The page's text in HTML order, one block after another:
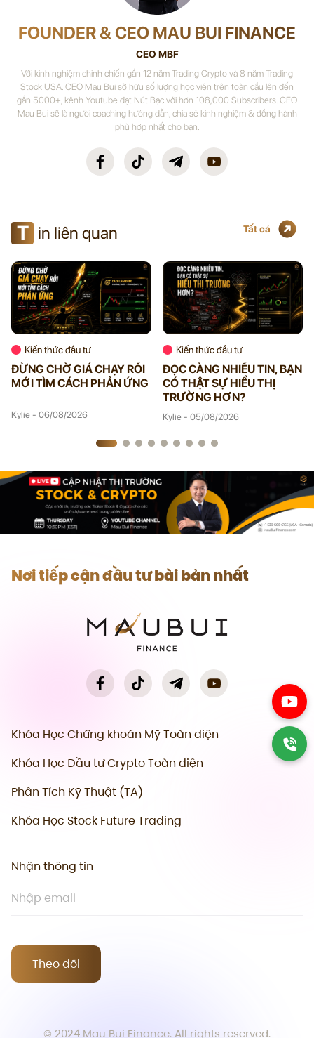
FOUNDER & CEO MAU BUI FINANCE
CEO MBF
Với kinh nghiệm chinh chiến gần 12 năm Trading Crypto và 8 năm Trading
Stock USA. CEO Mau Bui sở hữu số lượng học viên trên toàn cầu lên đến
gần 5000+, kênh Youtube đạt Nút Bạc với hơn 108,000 Subscribers. CEO
Mau Bui sẽ là người coaching hướng dẫn, chia sẻ kinh nghiệm & đồng hành
phù hợp nhất cho bạn.
T in liên quan Tất cả
Kiến thức đầu tư
ĐỪNG CHỜ GIÁ CHẠY RỒI
MỚI TÌM CÁCH PHẢN ỨNG
Kylie - 06/08/2026
Kiến thức đầu tư
ĐỌC CÀNG NHIỀU TIN, BẠN
CÓ THẬT SỰ HIỂU THỊ
TRƯỜNG HƠN?
Kylie - 05/08/2026
Nơi tiếp cận đầu tư bài bản nhất
Khóa Học Chứng khoán Mỹ Toàn diện
Khóa Học Đầu tư Crypto Toàn diện
Phân Tích Kỹ Thuật (TA)
Khóa Học Stock Future Trading
Nhận thông tin
Theo dõi
© 2024 Mau Bui Finance. All rights reserved.